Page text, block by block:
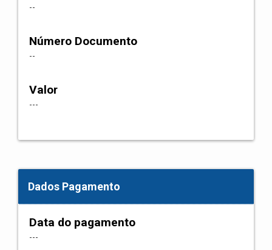
--
Número Documento
--
Valor
---
Dados Pagamento
Data do pagamento
---